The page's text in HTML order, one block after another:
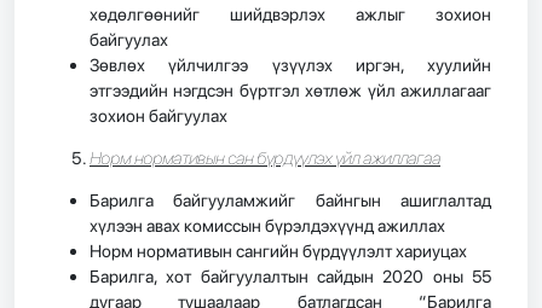
хөдөлгөөнийг шийдвэрлэх ажлыг зохион
байгуулах
Зөвлөх үйлчилгээ үзүүлэх иргэн, хуулийн
этгээдийн нэгдсэн бүртгэл хөтлөж үйл ажиллагааг
зохион байгуулах
Норм нормативын сан бүрдүүлэх үйл ажиллагаа
Барилга байгууламжийг байнгын ашиглалтад
хүлээн авах комиссын бүрэлдэхүүнд ажиллах
Норм нормативын сангийн бүрдүүлэлт хариуцах
Барилга, хот байгуулалтын сайдын 2020 оны 55
дугаар тушаалаар батлагдсан “Барилга